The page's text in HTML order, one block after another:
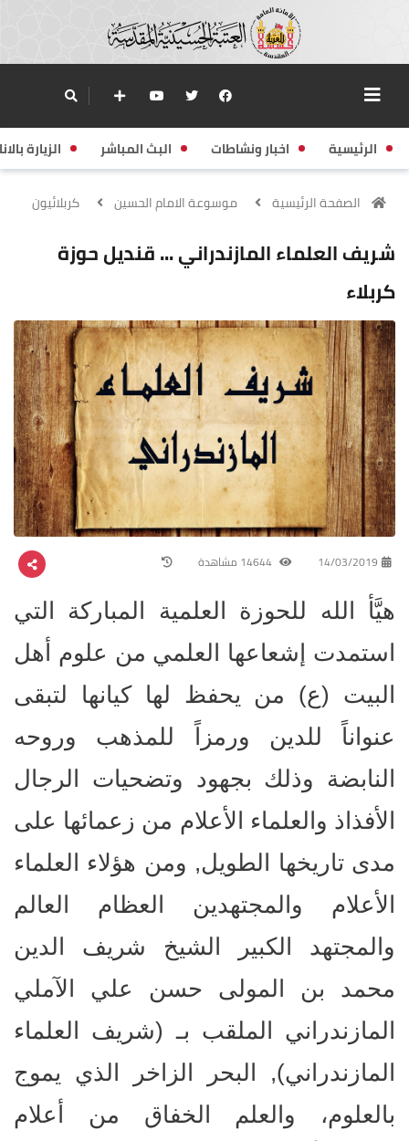
الرئيسية اخبار ونشاطات البث المباشر الزيارة
الصفحة الرئيسية موسوعة الامام الحسين كربلائيون
شريف العلماء المازندراني ... قنديل حوزة
كربلاء
14/03/2019
هيَّأ الله للحوزة العلمية المباركة التي
استمدت إشعاعها العلمي من علوم أهل
البيت (ع) من يحفظ لها كيانها لتبقى
عنواناً للدين ورمزاً للمذهب وروحه
النابضة وذلك بجهود وتضحيات الرجال
الأفذاذ والعلماء الأعلام من زعمائها على
مدى تاريخها الطويل, ومن هؤلاء العلماء
الأعلام والمجتهدين العظام العالم
والمجتهد الكبير الشيخ شريف الدين
محمد بن المولى حسن علي الآملي
المازندراني الملقب بـ (شريف العلماء
المازندراني), البحر الزاخر الذي يموج
بالعلوم، والعلم الخفاق من أعلام